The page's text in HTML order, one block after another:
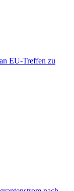
EU-Treffen zu